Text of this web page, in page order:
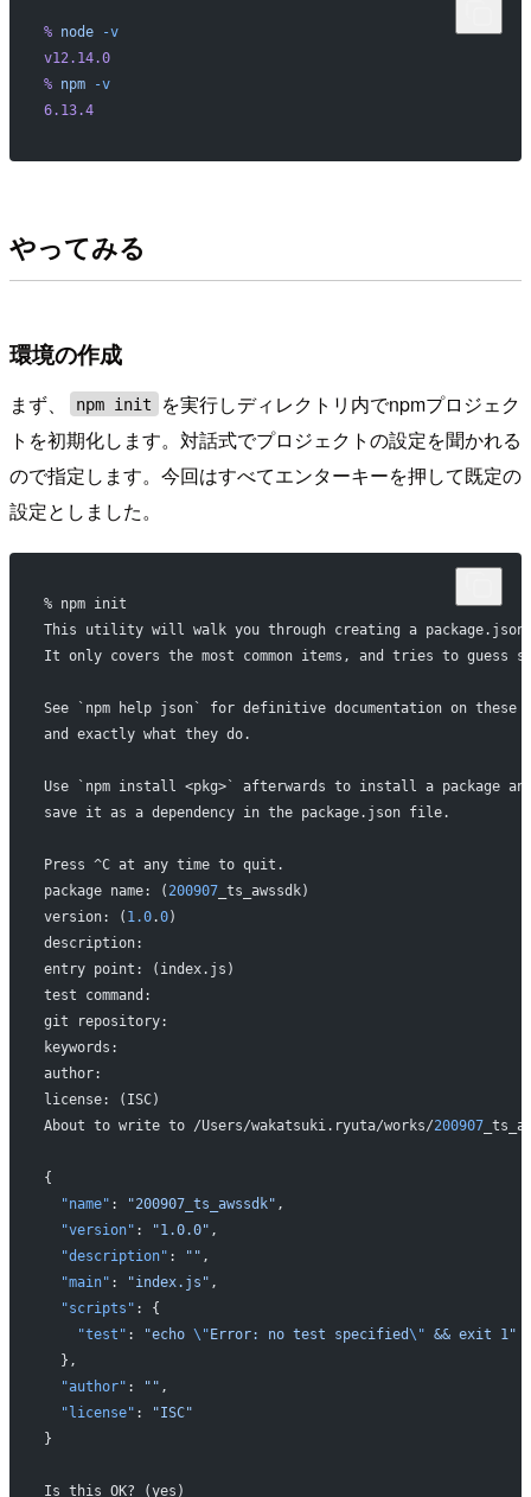
% node -v
v12.14.0
% npm -v
6.13.4
やってみる
環境の作成
まず、 npm init
を実行しディレクトリ内でnpmプロジェク
トを初期化します。対話式でプロジェクトの設定を聞かれる
ので指定します。今回はすべてエンターキーを押して既定の
設定としました。
% npm init
This utility will walk you through creating a
It only covers the most common items, and tries to guess
See `npm help json` for definitive documentation on these
and exactly what they do.
Use `npm install <pkg>` afterwards to install a package
save it as a dependency in the package.json file.
Press ^C at any time to quit.
package name: ( 200907_ts_awssdk)
version: ( 1.0.0)
description:
entry point: (index.js)
test command:
git repository:
keywords:
author:
license: (ISC)
About to write to /Users/wakatsuki.ryuta/works/200907
{
  "name"
: "200907_ts_awssdk" ,
  "version"
: "1.0.0" ,
  "description"
: "" ,
  "main"
: "index.js" ,
  "scripts"
: {
    "test"
: "echo \" Error: no test specified\" && exit 1"
  },
  "author"
: "" ,
  "license"
:
"ISC"
}
Is this OK? (yes)